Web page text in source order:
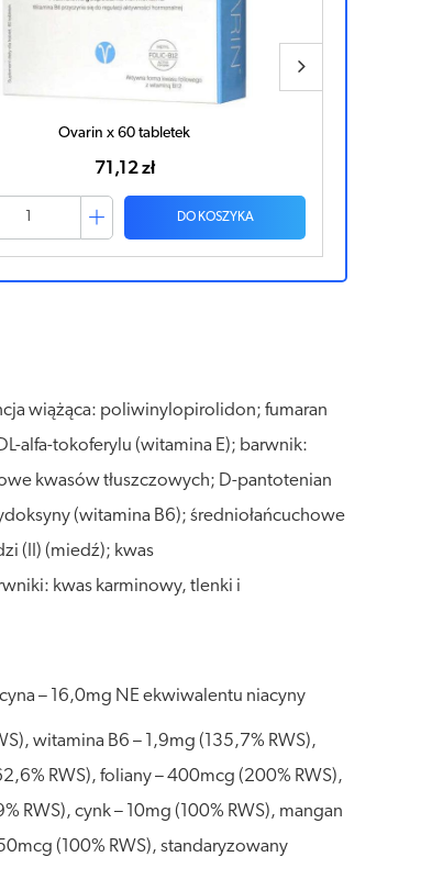
Ovarin x 60 tabletek
71,12 zł
DO KOSZYKA
wiążąca: poliwinylopirolidon; fumaran
alfa-tokoferylu (witamina E); barwnik:
kwasów tłuszczowych; D-pantotenian
(witamina B6); średniołańcuchowe
(II) (miedź); kwas
kwas karminowy, tlenki i
– 16,0mg NE ekwiwalentu niacyny
witamina B6 – 1,9mg (135,7% RWS),
RWS), foliany – 400mcg (200% RWS),
RWS), cynk – 10mg (100% RWS), mangan
(100% RWS), standaryzowany